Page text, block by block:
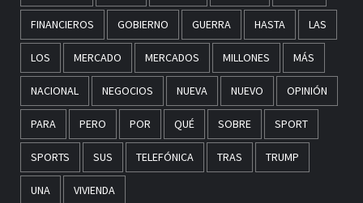
FINANCIEROS GOBIERNO GUERRA HASTA LAS
LOS MERCADO MERCADOS MILLONES MÁS
NACIONAL NEGOCIOS NUEVA NUEVO OPINIÓN
PARA PERO POR QUÉ SOBRE SPORT
SPORTS SUS TELEFÓNICA TRAS TRUMP
UNA VIVIENDA